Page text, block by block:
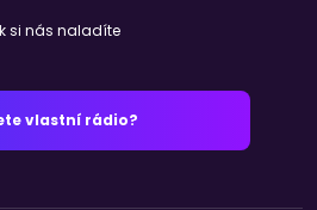
si nás naladíte
vlastní rádio?